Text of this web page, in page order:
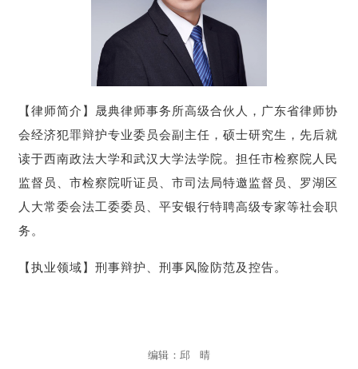
【律师简介】晟典律师事务所高级合伙人，广东省律师协
会经济犯罪辩护专业委员会副主任，硕士研究生，先后就
读于西南政法大学和武汉大学法学院。担任市检察院人民
监督员、市检察院听证员、市司法局特邀监督员、罗湖区
人大常委会法工委委员、平安银行特聘高级专家等社会职
务。
【执业领域】刑事辩护、刑事风险防范及控告。
编辑：邱 晴